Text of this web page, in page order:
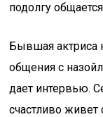
подолгу
Бывшая актриса
общения с
дает интервью.
счастливо